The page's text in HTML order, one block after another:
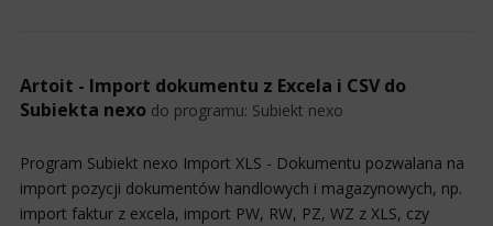
Artoit - Import dokumentu z Excela i CSV do
Subiekta nexo do programu: Subiekt nexo
Program Subiekt nexo Import XLS - Dokumentu pozwalana na
import pozycji dokumentów handlowych i magazynowych, np.
import faktur z excela, import PW, RW, PZ, WZ z XLS, czy